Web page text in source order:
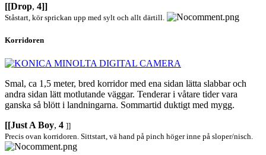
[[Drop, 4]]
Ståstart, kör sprickan upp med sylt och allt därtill.
Korridoren
Smal, ca 1,5 meter, bred korridor med ena sidan lätta slabbar och
andra sidan lätt motlutande väggar. Tenderar i våtare tider vara
ganska så blött i landningarna. Sommartid duktigt med mygg.
[[Just A Boy, 4 ]]
Precis ovan korridoren. Sittstart, vä hand på pinch höger inne på sloper/nisch.